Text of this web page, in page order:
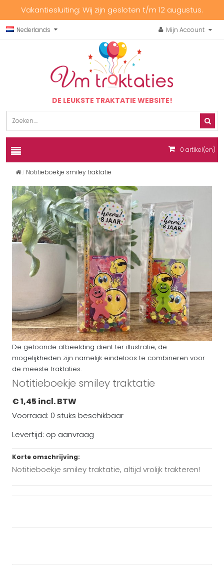
Vakantiesluiting: Wij zijn gesloten t/m 12 augustus.
Nederlands Mijn Account
DE LEUKSTE TRAKTATIE WEBSITE!
0 artikel(en)
Notitieboekje smiley traktatie
De getoonde afbeelding dient ter illustratie, de
mogelijkheden zijn namelijk eindeloos te combineren voor
de meeste traktaties.
Notitieboekje smiley traktatie
€ 1,45 incl. BTW
Voorraad: 0 stuks beschikbaar
Levertijd: op aanvraag
Korte omschrijving:
Notitieboekje smiley traktatie, altijd vrolijk trakteren!